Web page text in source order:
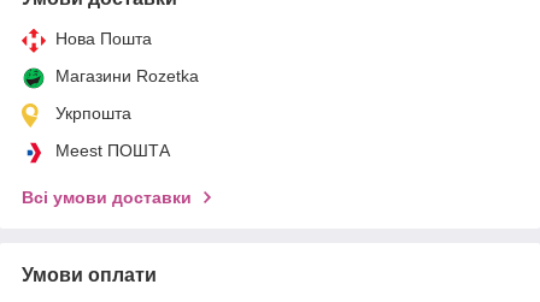
Нова Пошта
Магазини Rozetka
Укрпошта
Meest ПОШТА
Всі умови доставки
Умови оплати